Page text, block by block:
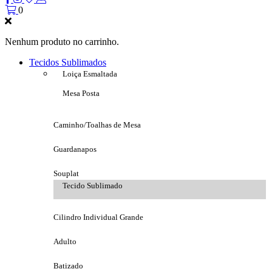
0
Nenhum produto no carrinho.
Tecidos Sublimados
Loiça Esmaltada
Mesa Posta
Caminho/Toalhas de Mesa
Guardanapos
Souplat
Tecido Sublimado
Cilindro Individual Grande
Adulto
Batizado